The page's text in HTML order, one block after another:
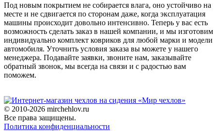
Под новым покрытием не собирается влага, оно устойчиво на
месте и не сдвигается по сторонам даже, когда эксплуатация
машины происходит довольно интенсивно. Теперь у вас есть
возможность сделать заказ в нашей компании, и мы изготовим
индивидуально комплект ковриков для любой марки и модели
автомобиля. Уточнить условия заказа вы можете у нашего
менеджера. Подавайте заявки, звоните нам, заказывайте
обратный звонок, мы всегда на связи и с радостью вам
поможем.
© 2010-2026 mirchehlov.ru
Все права защищены.
Политика конфиденциальности